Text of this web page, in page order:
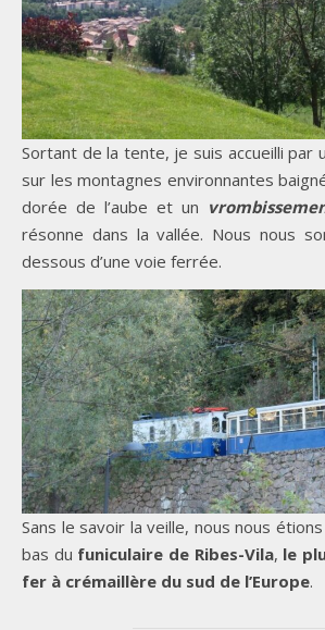
Sortant de la tente, je suis accueilli par
sur les montagnes environnantes
dorée de l’aube et un
résonne dans la vallée. Nous nous
dessous d’une voie ferrée.
Sans le savoir la veille, nous nous
bas du funiculaire de Ribes-Vila, le
fer à crémaillère du sud de l’Europe.